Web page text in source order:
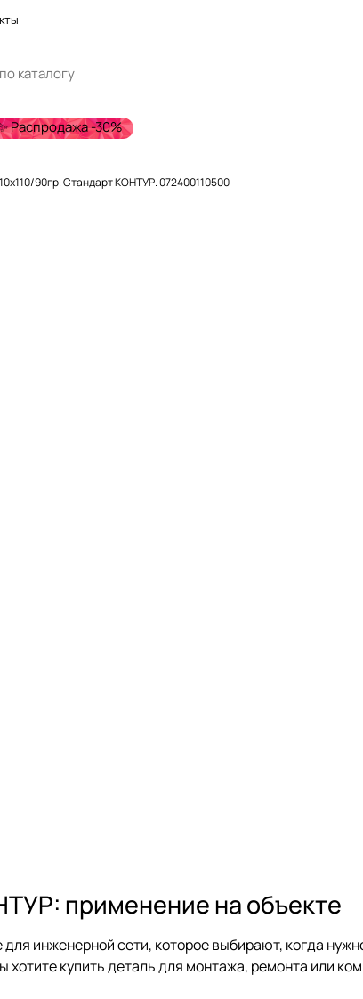
Распродажа -30%
90гр. Стандарт КОНТУР. 072400110500
применение на объекте
инженерной сети, которое выбирают, когда
купить деталь для монтажа, ремонта или